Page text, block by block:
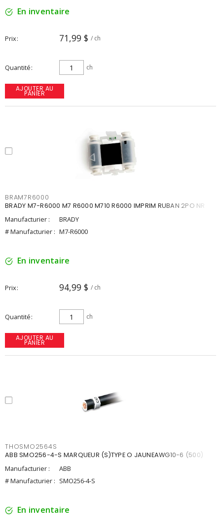
En inventaire
Prix 71,99 $ / ch
Quantité ch
AJOUTER AU
PANIER
BRAM7R6000
BRADY M7-R6000 M7 R6000 M710 R6000 IMPRIM RUBAN 2PO NR
Manufacturier :
BRADY
# Manufacturier : M7-R6000
En inventaire
Prix 94,99 $ / ch
Quantité ch
AJOUTER AU
PANIER
THOSMO2564S
ABB SMO256-4-S MARQUEUR (S)TYPE O JAUNEAWG10-6 (500)
Manufacturier :
ABB
# Manufacturier : SMO256-4-S
En inventaire